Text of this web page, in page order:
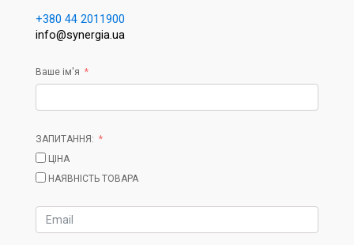
+380 44 2011900
info@synergia.ua
Ваше ім'я
ЗАПИТАННЯ:
ЦІНА
НАЯВНІСТЬ ТОВАРА